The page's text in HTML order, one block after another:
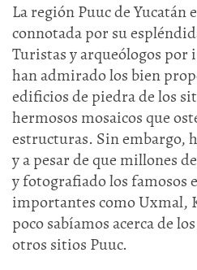
La región Puuc de Yucatán
connotada por su
Turistas y arqueólogos por
han admirado los bien
edificios de piedra de los
hermosos mosaicos que
estructuras. Sin embargo,
y a pesar de que millones
y fotografiado los famosos
importantes como Uxmal,
poco sabíamos acerca de
otros sitios Puuc.